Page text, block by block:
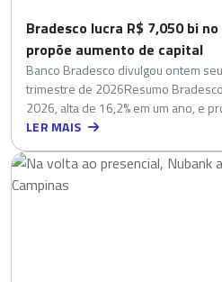
Bradesco lucra R$ 7,050 bi
propõe aumento de capital
Banco Bradesco divulgou ontem
trimestre de 2026Resumo
2026, alta de 16,2% em um ano, e
LER MAIS